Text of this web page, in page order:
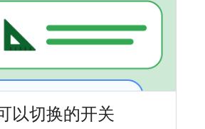
以切换的开关